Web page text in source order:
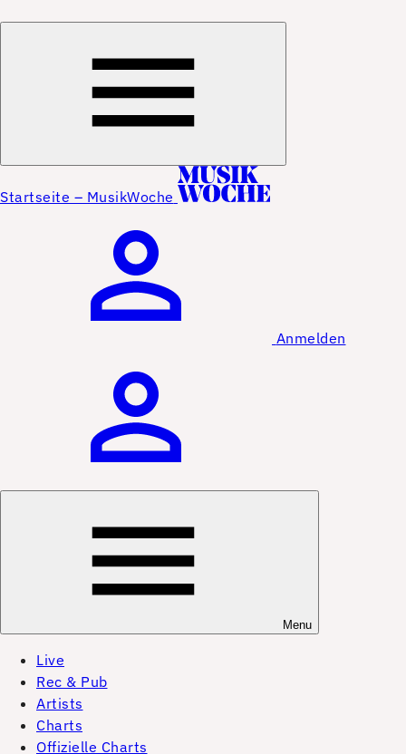
Startseite – MusikWoche
Anmelden
Menu
Live
Rec & Pub
Artists
Charts
Offizielle Charts